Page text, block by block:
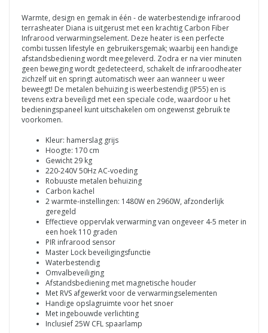
Warmte, design en gemak in één - de waterbestendige infrarood
terrasheater Diana is uitgerust met een krachtig Carbon Fiber
Infrarood verwarmingselement. Deze heater is een perfecte
combi tussen lifestyle en gebruikersgemak; waarbij een handige
afstandsbediening wordt meegeleverd. Zodra er na vier minuten
geen beweging wordt gedetecteerd, schakelt de infraroodheater
zichzelf uit en springt automatisch weer aan wanneer u weer
beweegt! De metalen behuizing is weerbestendig (IP55) en is
tevens extra beveiligd met een speciale code, waardoor u het
bedieningspaneel kunt uitschakelen om ongewenst gebruik te
voorkomen.
Kleur: hamerslag grijs
Hoogte: 170 cm
Gewicht 29 kg
220-240V 50Hz AC-voeding
Robuuste metalen behuizing
Carbon kachel
2 warmte-instellingen: 1480W en 2960W, afzonderlijk
geregeld
Effectieve oppervlak verwarming van ongeveer 4-5 meter in
een hoek 110 graden
PIR infrarood sensor
Master Lock beveiligingsfunctie
Waterbestendig
Omvalbeveiliging
Afstandsbediening met magnetische houder
Met RVS afgewerkt voor de verwarmingselementen
Handige opslagruimte voor het snoer
Met ingebouwde verlichting
Inclusief 25W CFL spaarlamp